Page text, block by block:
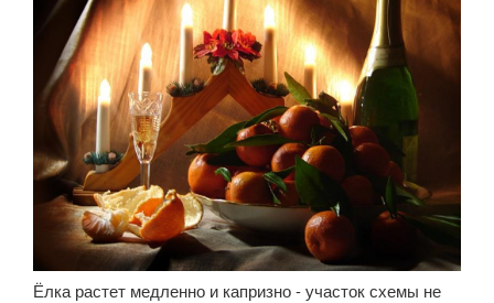
Ёлка растет медленно и капризно - участок схемы не